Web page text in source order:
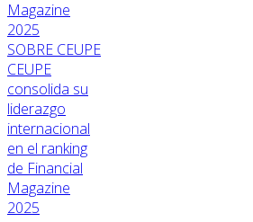
SOBRE CEUPE
CEUPE
consolida su
liderazgo
internacional
en el ranking
de Financial
Magazine
2025